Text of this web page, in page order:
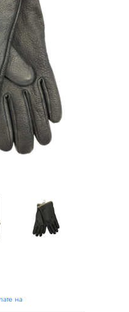
на